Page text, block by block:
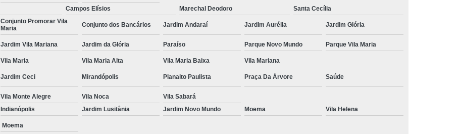
Tratamento para Transtorno de Estresse Pós Traumático
Tratamento para Transtorno de Estresse São Paulo
Tratamento para Transtornos de Estresse
Tratamento Transtorno de Estresse Pós Traumático
Tratamento da Síndrome do Pânico
Tratamento de Síndrome do Pânico
Tratamento de Transtorno do Pânico
Tratamento para Ansiedade e Síndrome do Pânico
Campos Elísios Marechal Deodoro Santa Cecília
Conjunto Promorar Vila
Maria
Conjunto dos Bancários Jardim Andaraí Jardim Aurélia Jardim Glória
Jardim Vila Mariana Jardim da Glória Paraíso Parque Novo Mundo Parque Vila Maria
Vila Maria Vila Maria Alta Vila Maria Baixa Vila Mariana
Jardim Ceci Mirandópolis Planalto Paulista Praça Da Árvore Saúde
Vila Monte Alegre Vila Noca
Vila Sabará
Indianópolis Jardim Lusitânia Jardim Novo Mundo Moema Vila Helena
Moema